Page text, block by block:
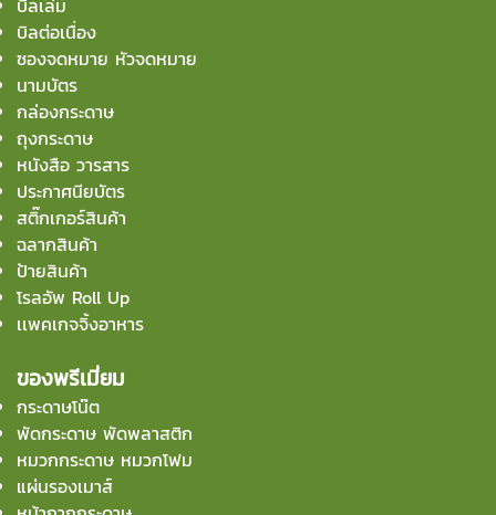
บิลเล่ม
บิลต่อเนื่อง
ซองจดหมาย หัวจดหมาย
นามบัตร
กล่องกระดาษ
ถุงกระดาษ
หนังสือ วารสาร
ประกาศนียบัตร
สติ๊กเกอร์สินค้า
ฉลากสินค้า
ป้ายสินค้า
โรลอัพ Roll Up
เเพคเกจจิ้งอาหาร
ของพรีเมี่ยม
กระดาษโน๊ต
พัดกระดาษ พัดพลาสติก
หมวกกระดาษ หมวกโฟม
แผ่นรองเมาส์